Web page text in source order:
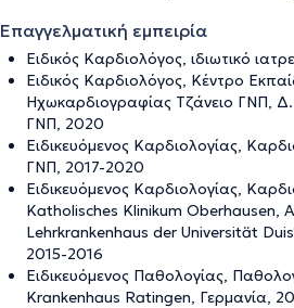
Επαγγελματική εμπειρία
Ειδικός Καρδιολόγος, ιδιωτικό
Ειδικός Καρδιολόγος, Κέντρο
Ηχωκαρδιογραφίας Τζάνειο ΓΝΠ,
ΓΝΠ, 2020
Ειδικευόμενος Καρδιολογίας,
ΓΝΠ, 2017-2020
Ειδικευόμενος Καρδιολογίας,
Katholisches Klinikum Oberhausen,
Lehrkrankenhaus der Universität
2015-2016
Ειδικευόμενος Παθολογίας,
Krankenhaus Ratingen, Γερμανία,